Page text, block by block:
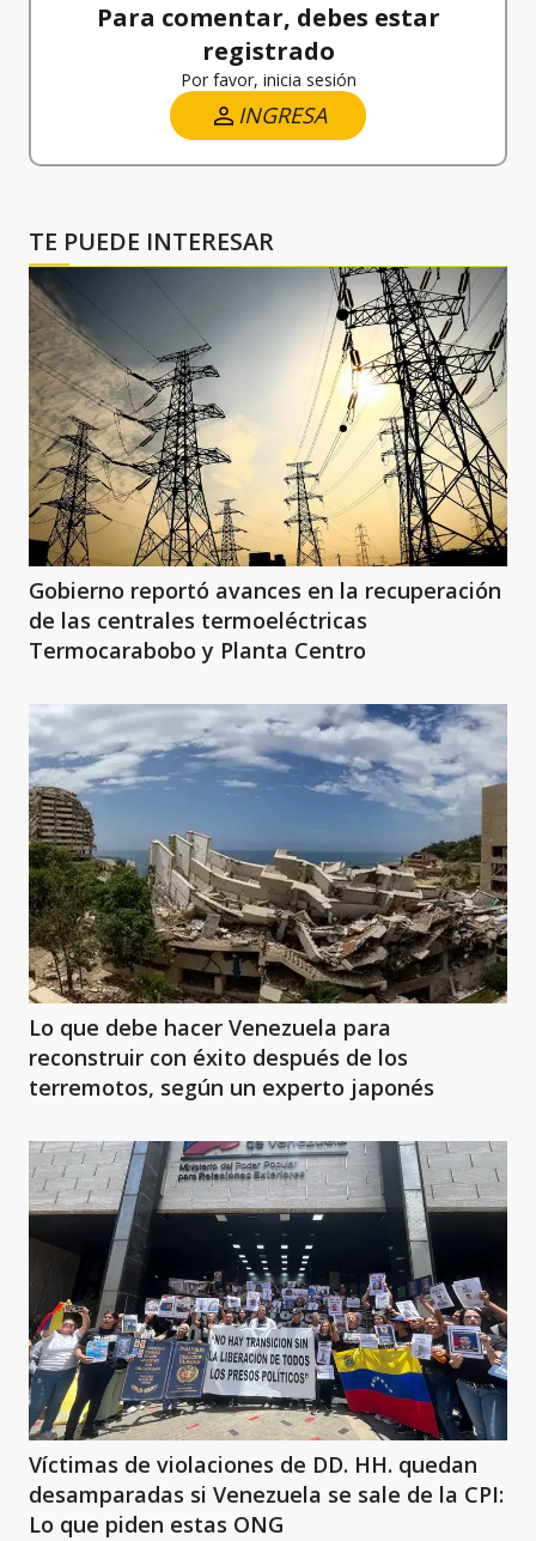
Para comentar, debes estar
registrado
Por favor, inicia sesión
INGRESA
TE PUEDE INTERESAR
Gobierno reportó avances en la recuperación
de las centrales termoeléctricas
Termocarabobo y Planta Centro
Lo que debe hacer Venezuela para
reconstruir con éxito después de los
terremotos, según un experto japonés
Víctimas de violaciones de DD. HH. quedan
desamparadas si Venezuela se sale de la CPI:
Lo que piden estas ONG